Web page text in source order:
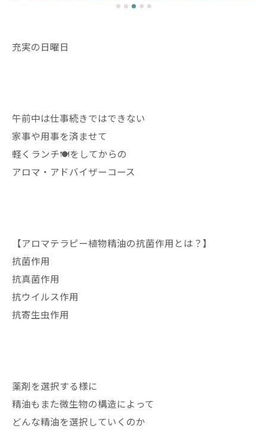
充実の日曜日
午前中は仕事続きではできない
家事や用事を済ませて
軽くランチ🍽️をしてからの
アロマ・アドバイザーコース
【アロマテラピー植物精油の抗菌作用とは？】
抗菌作用
抗真菌作用
抗ウイルス作用
抗寄生虫作用
薬剤を選択する様に
精油もまた微生物の構造によって
どんな精油を選択していくのか